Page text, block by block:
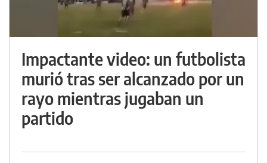
Impactante video: un futbolista
murió tras ser alcanzado por un
rayo mientras jugaban un
partido